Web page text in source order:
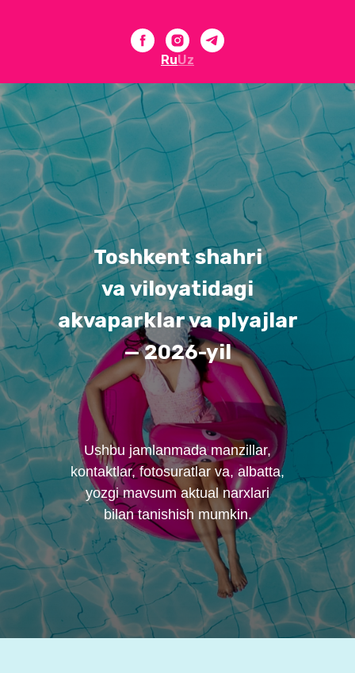
RuUz
Ushbu jamlanmada manzillar,
kontaktlar, fotosuratlar va, albatta,
yozgi mavsum aktual narxlari
bilan tanishish mumkin.
Toshkent shahri
va viloyatidagi
akvaparklar va plyajlar
— 2026-yil